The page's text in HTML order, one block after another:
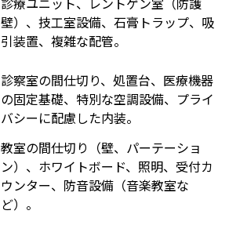
壁）、技工室設備、石膏トラップ、吸
引装置、複雑な配管。
診察室の間仕切り、処置台、医療機器
の固定基礎、特別な空調設備、プライ
バシーに配慮した内装。
教室の間仕切り（壁、パーテーショ
ン）、ホワイトボード、照明、受付カ
ウンター、防音設備（音楽教室な
ど）。